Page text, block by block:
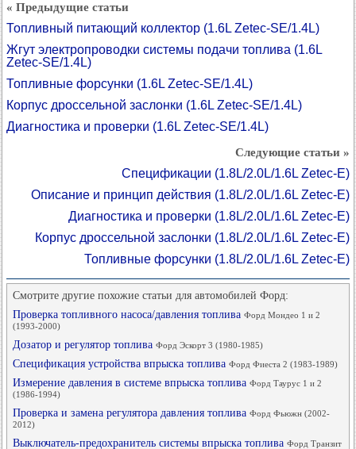
« Предыдущие статьи
Топливный питающий коллектор (1.6L Zetec-SE/1.4L)
Жгут электропроводки системы подачи топлива (1.6L
Zetec-SE/1.4L)
Топливные форсунки (1.6L Zetec-SE/1.4L)
Корпус дроссельной заслонки (1.6L Zetec-SE/1.4L)
Диагностика и проверки (1.6L Zetec-SE/1.4L)
Следующие статьи »
Спецификации (1.8L/2.0L/1.6L Zetec-E)
Описание и принцип действия (1.8L/2.0L/1.6L Zetec-E)
Диагностика и проверки (1.8L/2.0L/1.6L Zetec-E)
Корпус дроссельной заслонки (1.8L/2.0L/1.6L Zetec-E)
Топливные форсунки (1.8L/2.0L/1.6L Zetec-E)
Смотрите другие похожие статьи для автомобилей Форд:
Проверка топливного насоса/давления топлива Форд Мондео 1 и 2
(1993-2000)
Дозатор и регулятор топлива Форд Эскорт 3 (1980-1985)
Спецификация устройства впрыска топлива Форд Фиеста 2 (1983-1989)
Измерение давления в системе впрыска топлива Форд Таурус 1 и 2
(1986-1994)
Проверка и замена регулятора давления топлива Форд Фьюжн (2002-
2012)
Выключатель-предохранитель системы впрыска топлива Форд Транзит